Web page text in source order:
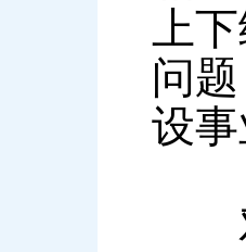
上
问
设事
对